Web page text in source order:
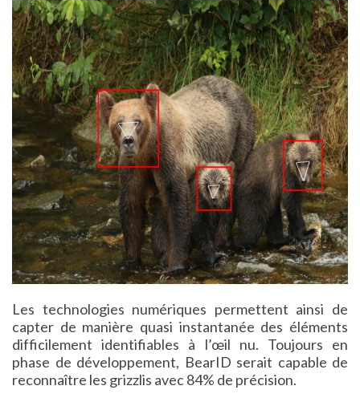
Les technologies numériques permettent ainsi de
capter de manière quasi instantanée des éléments
difficilement identifiables à l’œil nu. Toujours en
phase de développement, BearID serait capable de
reconnaître les grizzlis avec 84% de précision.